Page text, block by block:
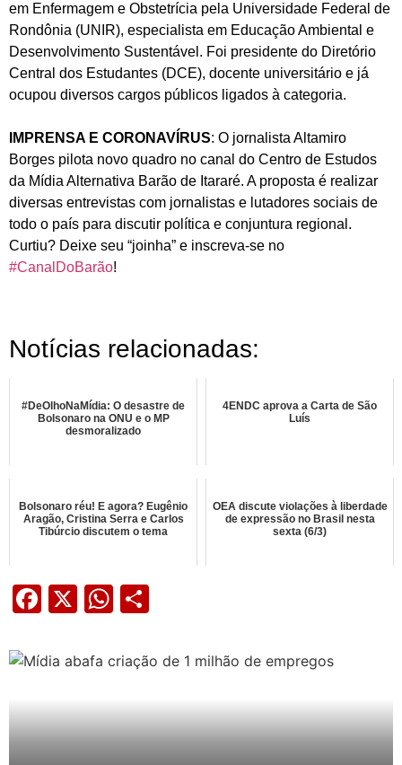
em Enfermagem e Obstetrícia pela Universidade Federal de
Rondônia (UNIR), especialista em Educação Ambiental e
Desenvolvimento Sustentável. Foi presidente do Diretório
Central dos Estudantes (DCE), docente universitário e já
ocupou diversos cargos públicos ligados à categoria.
IMPRENSA E CORONAVÍRUS: O jornalista Altamiro
Borges pilota novo quadro no canal do Centro de Estudos
da Mídia Alternativa Barão de Itararé. A proposta é realizar
diversas entrevistas com jornalistas e lutadores sociais de
todo o país para discutir política e conjuntura regional.
Curtiu? Deixe seu “joinha” e inscreva-se no
#CanalDoBarão!
Notícias relacionadas:
#DeOlhoNaMídia: O desastre de
Bolsonaro na ONU e o MP
desmoralizado
4ENDC aprova a Carta de São
Luís
Bolsonaro réu! E agora? Eugênio
Aragão, Cristina Serra e Carlos
Tibúrcio discutem o tema
OEA discute violações à liberdade
de expressão no Brasil nesta
sexta (6/3)
Facebook
X WhatsApp